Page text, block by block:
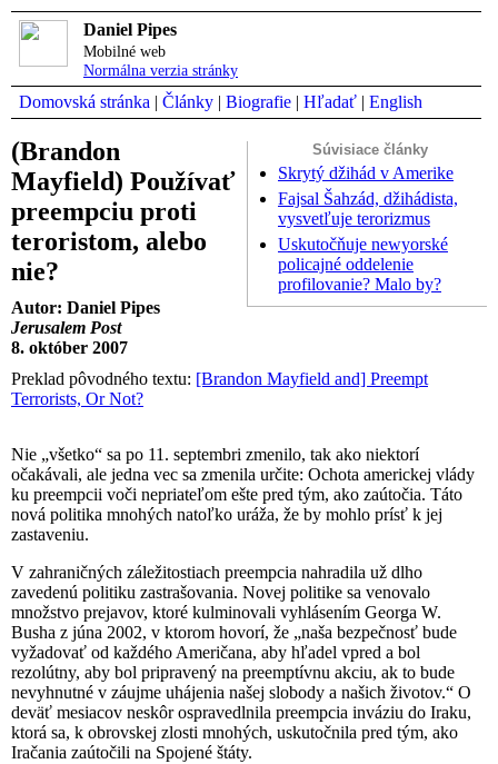
Daniel Pipes
Mobilné web
Normálna verzia stránky
Domovská stránka | Články | Biografie | Hľadať | English
Súvisiace články
Skrytý džihád v Amerike
Fajsal Šahzád, džihádista,
vysvetľuje terorizmus
Uskutočňuje newyorské
policajné oddelenie
profilovanie? Malo by?
(Brandon
Mayfield) Používať
preempciu proti
teroristom, alebo
nie?
Autor: Daniel Pipes
Jerusalem Post
8. október 2007
Preklad pôvodného textu: [Brandon Mayfield and] Preempt
Terrorists, Or Not?
Nie „všetko“ sa po 11. septembri zmenilo, tak ako niektorí
očakávali, ale jedna vec sa zmenila určite: Ochota americkej vlády
ku preempcii voči nepriateľom ešte pred tým, ako zaútočia. Táto
nová politika mnohých natoľko uráža, že by mohlo prísť k jej
zastaveniu.
V zahraničných záležitostiach preempcia nahradila už dlho
zavedenú politiku zastrašovania. Novej politike sa venovalo
množstvo prejavov, ktoré kulminovali vyhlásením Georga W.
Busha z júna 2002, v ktorom hovorí, že „naša bezpečnosť bude
vyžadovať od každého Američana, aby hľadel vpred a bol
rezolútny, aby bol pripravený na preemptívnu akciu, ak to bude
nevyhnutné v záujme uhájenia našej slobody a našich životov.“ O
deväť mesiacov neskôr ospravedlnila preempcia inváziu do Iraku,
ktorá sa, k obrovskej zlosti mnohých, uskutočnila pred tým, ako
Iračania zaútočili na Spojené štáty.